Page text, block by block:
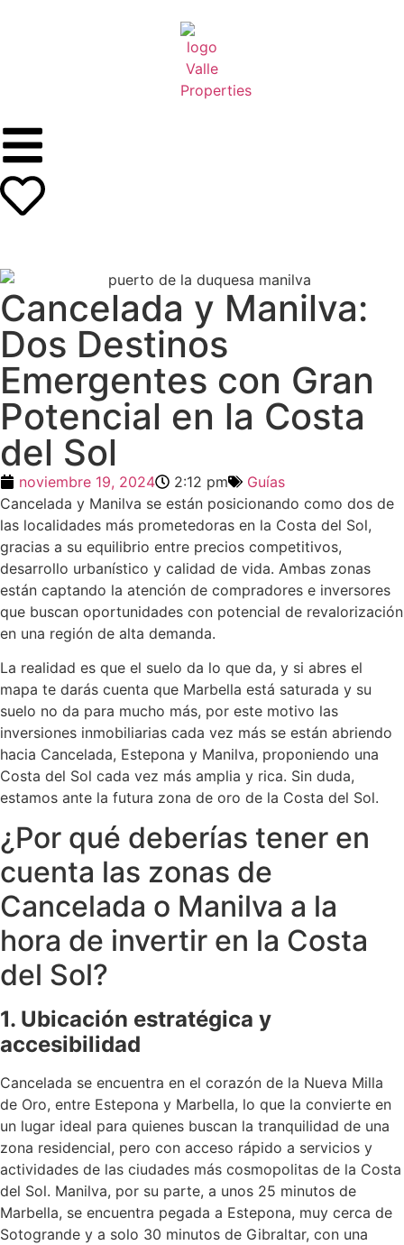
Cancelada y Manilva:
Dos Destinos
Emergentes con Gran
Potencial en la Costa
del Sol
noviembre 19, 2024 2:12 pm
Guías
Cancelada y Manilva se están posicionando como dos de
las localidades más prometedoras en la Costa del Sol,
gracias a su equilibrio entre precios competitivos,
desarrollo urbanístico y calidad de vida. Ambas zonas
están captando la atención de compradores e inversores
que buscan oportunidades con potencial de revalorización
en una región de alta demanda.
La realidad es que el suelo da lo que da, y si abres el
mapa te darás cuenta que Marbella está saturada y su
suelo no da para mucho más, por este motivo las
inversiones inmobiliarias cada vez más se están abriendo
hacia Cancelada, Estepona y Manilva, proponiendo una
Costa del Sol cada vez más amplia y rica. Sin duda,
estamos ante la futura zona de oro de la Costa del Sol.
¿Por qué deberías tener en
cuenta las zonas de
Cancelada o Manilva a la
hora de invertir en la Costa
del Sol?
1. Ubicación estratégica y
accesibilidad
Cancelada se encuentra en el corazón de la Nueva Milla
de Oro, entre Estepona y Marbella, lo que la convierte en
un lugar ideal para quienes buscan la tranquilidad de una
zona residencial, pero con acceso rápido a servicios y
actividades de las ciudades más cosmopolitas de la Costa
del Sol. Manilva, por su parte, a unos 25 minutos de
Marbella, se encuentra pegada a Estepona, muy cerca de
Sotogrande y a solo 30 minutos de Gibraltar, con una